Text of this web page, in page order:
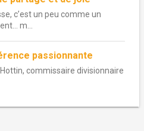
c’est un peu comme un
m...
passionnante
Hottin, commissaire divisionnaire